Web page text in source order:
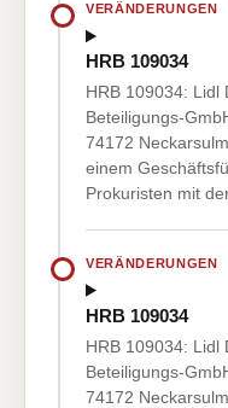
VERÄNDERUNGEN
HRB 109034
HRB 109034: Lidl
Beteiligungs-
74172
einem
Prokuristen mit
VERÄNDERUNGEN
HRB 109034
HRB 109034: Lidl
Beteiligungs-
74172